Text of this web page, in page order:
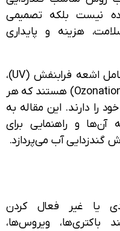
بلکه تصمیمی
هزینه و پایداری
روش‌های مختلف گندزدایی آب شامل اشعه فرابنفش (UV)،
کلرزنی (Chlorination) و ازن‌زنی (Ozonation) هستند که هر
این مقاله به
و راهنمایی برای
آب می‌پردازد.
غیر فعال کردن
ویروس‌ها،